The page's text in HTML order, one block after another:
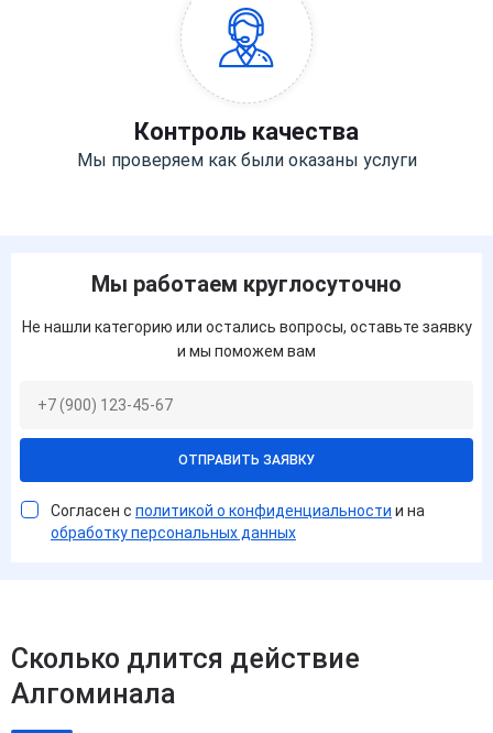
Контроль качества
Мы проверяем как были оказаны услуги
Мы работаем круглосуточно
Не нашли категорию или остались вопросы, оставьте заявку
и мы поможем вам
ОТПРАВИТЬ ЗАЯВКУ
Согласен с политикой о конфиденциальности и на
обработку персональных данных
Сколько длится действие
Алгоминала